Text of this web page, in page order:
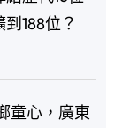
188位？
童心，廣東